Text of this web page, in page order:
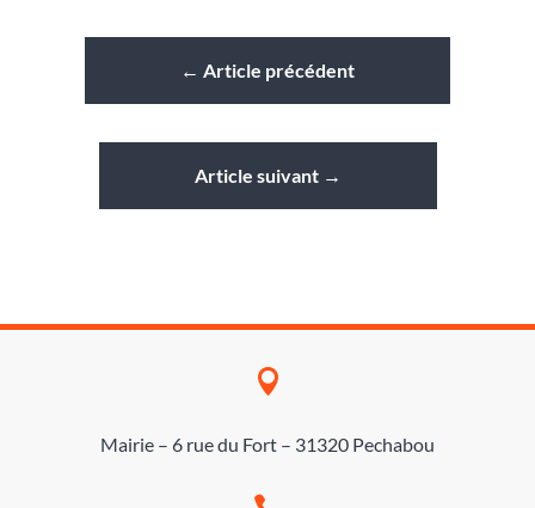
← Article précédent
Article suivant→

Mairie – 6 rue du Fort – 31320 Pechabou